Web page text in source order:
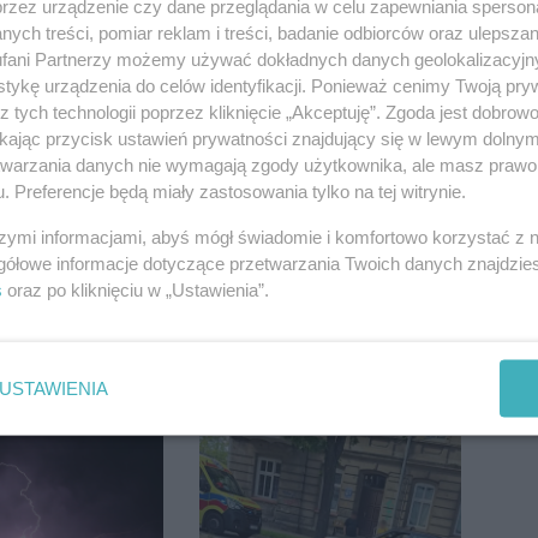
Na słupie
Inowrocław w "gorącej"
czołówce. Według
analizy Onetu nasze
miasto jest jednym z
najbardziej narażonych
na upały
na
Dwa pasy
przyczepa od
Wroński jest w błędzie
[akt.]
urządzenie czy dane przeglądania w celu zapewniania
treści, pomiar reklam i treści, badanie odbiorców oraz
Partnerzy możemy używać dokładnych danych
urządzenia do celów identyfikacji. Ponieważ cenimy Twoją
tych technologii poprzez kliknięcie „Akceptuję”. Zgoda jest
przycisk ustawień prywatności znajdujący się w lewym
danych nie wymagają zgody użytkownika, ale masz
Preferencje będą miały zastosowania tylko na tej witrynie.
informacjami, abyś mógł świadomie i komfortowo korzystać z
informacje dotyczące przetwarzania Twoich danych
oraz po kliknięciu w „Ustawienia”.
USTAWIENIA